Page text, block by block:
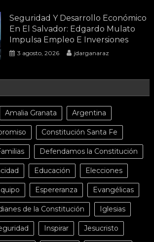
Seguridad Y Desarrollo Económico
En El Salvador: Edgardo Mulato
Impulsa Empleo E Inversiones
3 agosto, 2026 jdarganaraz
Amalia Granata Argentina
Constitución Santa Fe
Defendamos la Constitución
Educación Elecciones
Espereranza Evangélicas
de la Constitución Iglesias
Inspirar Jesucristo